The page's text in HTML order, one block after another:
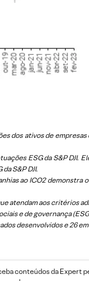
dos ativos de
ESG da S&P DJI.
S&P DJI.
ao ICO2
atendam aos critérios
e de governança
desenvolvidos e 26
conteúdos da Expert